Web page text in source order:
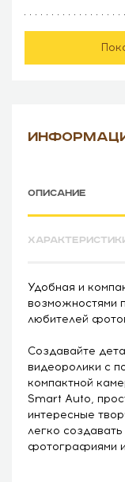
ОПИСАНИЕ
Удобная и
возможностями
любителей
Создавайте
видеоролики с
компактной
Smart Auto,
интересные
легко
фотографиями